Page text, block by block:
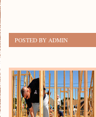
POSTED BY ADMIN